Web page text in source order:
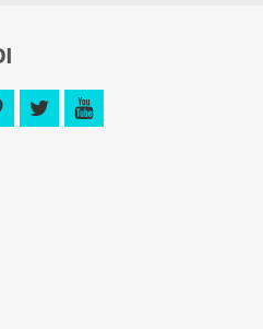
twitteryoutube